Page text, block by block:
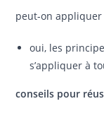
peut-on
oui, les
s’appliquer à
conseils pour